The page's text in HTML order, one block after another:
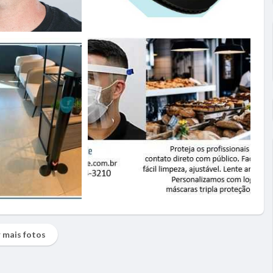
fotos